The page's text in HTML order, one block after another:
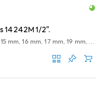
14242M 1/2".
10 mm, 11 mm, 12 mm, 13 mm, 14 mm, 15 mm, 16 mm, 17 mm, 19 mm, 21 mm, 22 mm, 27 mm